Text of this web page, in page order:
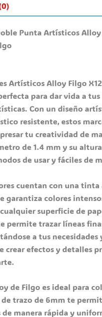
Punta Artísticos Alloy
Artísticos Alloy Filgo
para dar vida a tus
Con un diseño
resistente, estos
tu creatividad de
de 1.4 mm y su
de usar y fáciles de
cuentan con una tinta
garantiza colores
superficie de
permite trazar líneas
a tus necesidades
crear efectos y detalles
de Filgo es ideal para
de trazo de 6mm te
de manera rápida y